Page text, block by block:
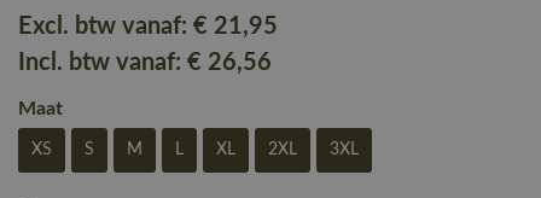
Excl. btw vanaf: € 21,95
Incl. btw vanaf: € 26,56
Maat
XS S M L XL 2XL 3XL